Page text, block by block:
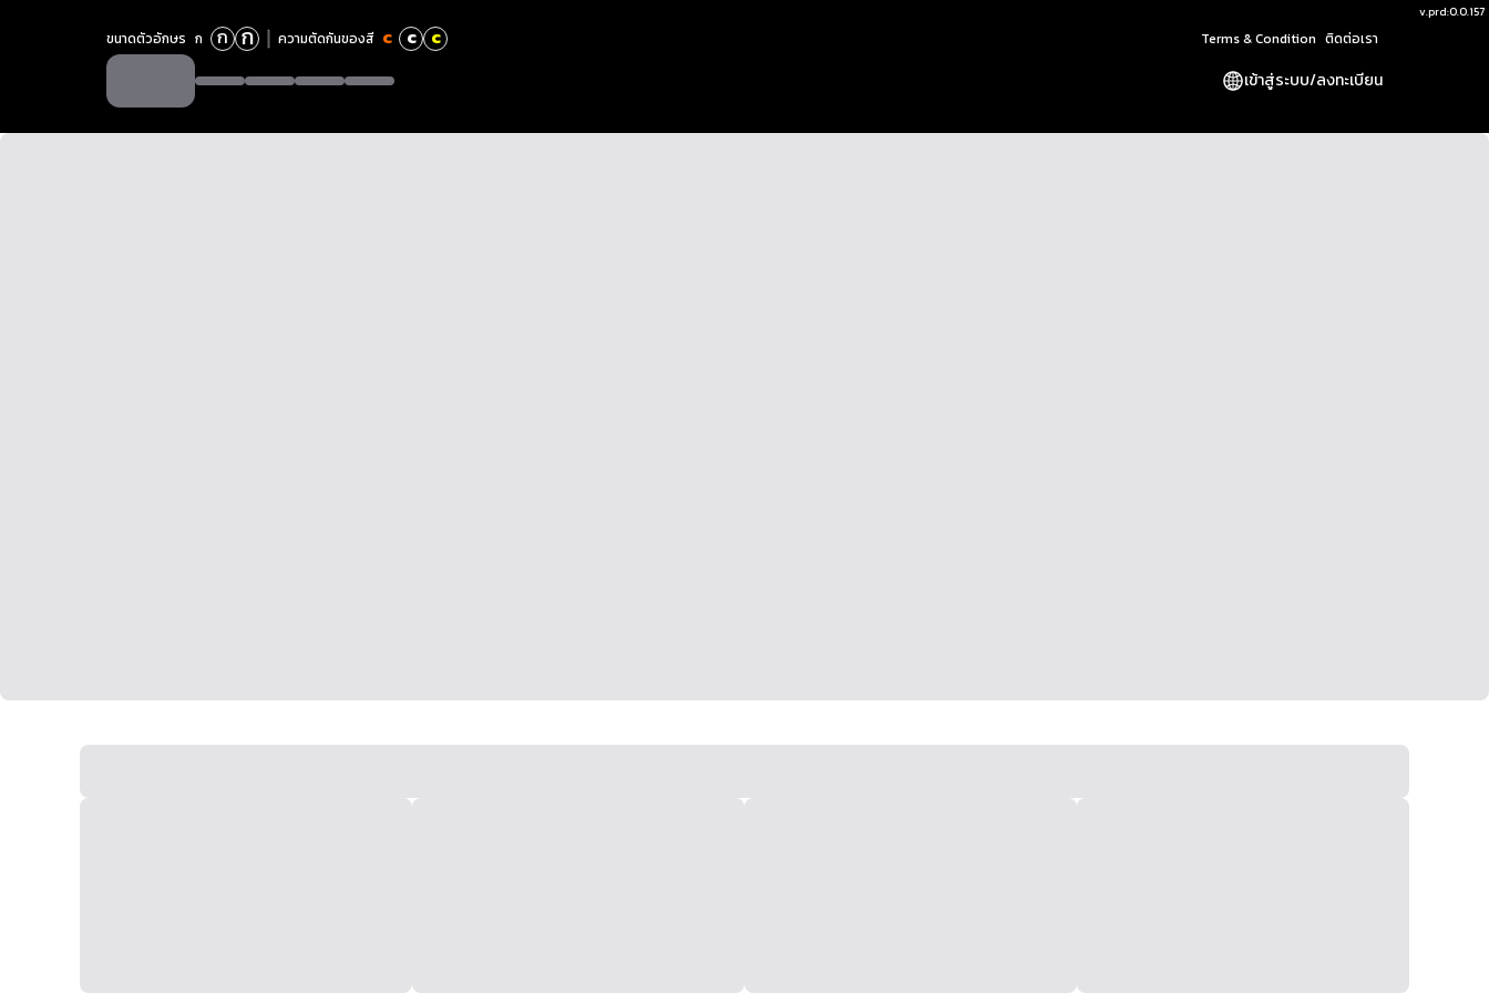
v.prd:0.0.157
ขนาดตัวอักษร ก ก ก ความตัดกันของสี c c c Terms & Condition ติดต่อเรา
เข้าสู่ระบบ/ลงทะเบียน